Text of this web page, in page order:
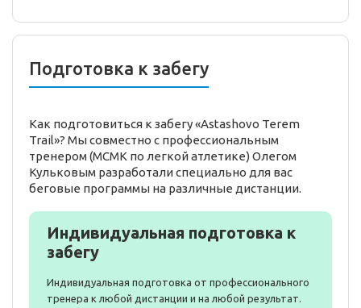
Подготовка к забегу
Как подготовиться к забегу «Astashovo Terem
Trail»? Мы совместно с профессиональным
тренером (МСМК по легкой атлетике) Олегом
Кульковым разработали специально для вас
беговые программы на различные дистанции.
Индивидуальная подготовка к
забегу
Индивидуальная подготовка от профессионального
тренера к любой дистанции и на любой результат.